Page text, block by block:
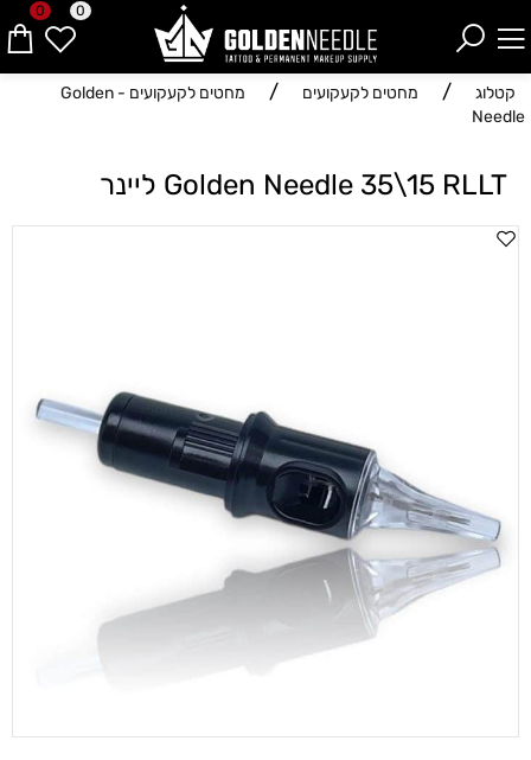
0 0
קטלוג / מחטים לקעקועים /
מחטים לקעקועים - Golden
Needle
Golden Needle 35\15 RLLT ליינר